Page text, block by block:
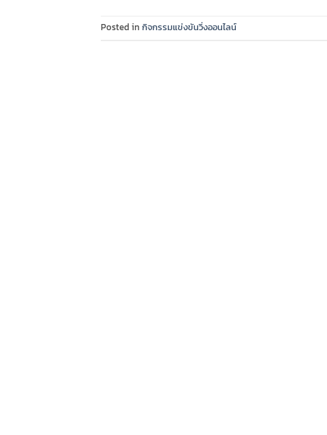
Posted in กิจกรรมแข่งขันวิ่งออนไลน์